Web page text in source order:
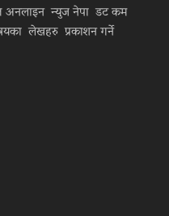
अनलाइन न्युज नेपा डट कम
लेखहरु प्रकाशन गर्ने